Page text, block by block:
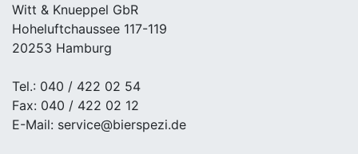
Witt & Knueppel GbR
Hoheluftchaussee 117-119
20253 Hamburg
Tel.: 040 / 422 02 54
Fax: 040 / 422 02 12
E-Mail: service@bierspezi.de